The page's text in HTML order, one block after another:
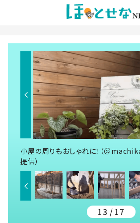
小屋の周りもおしゃれに！（＠
提供）
13 / 17